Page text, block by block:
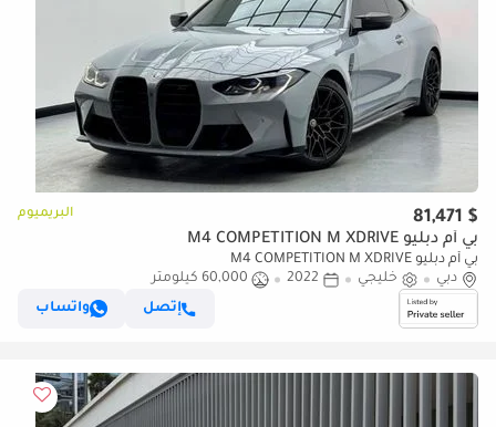
$ 81,471 البريميوم
بي أم دبليو M4 COMPETITION M XDRIVE
بي أم دبليو M4 COMPETITION M XDRIVE
دبي
خليجي 2022
60,000 كيلومتر
إتصل
واتساب